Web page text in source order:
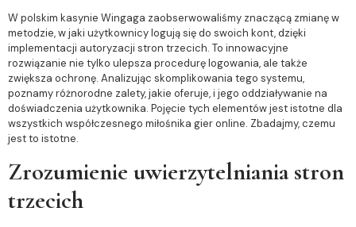
W polskim kasynie Wingaga zaobserwowaliśmy znaczącą zmianę w
metodzie, w jaki użytkownicy logują się do swoich kont, dzięki
implementacji autoryzacji stron trzecich. To innowacyjne
rozwiązanie nie tylko ulepsza procedurę logowania, ale także
zwiększa ochronę. Analizując skomplikowania tego systemu,
poznamy różnorodne zalety, jakie oferuje, i jego oddziaływanie na
doświadczenia użytkownika. Pojęcie tych elementów jest istotne dla
wszystkich współczesnego miłośnika gier online. Zbadajmy, czemu
jest to istotne.
Zrozumienie uwierzytelniania stron
trzecich